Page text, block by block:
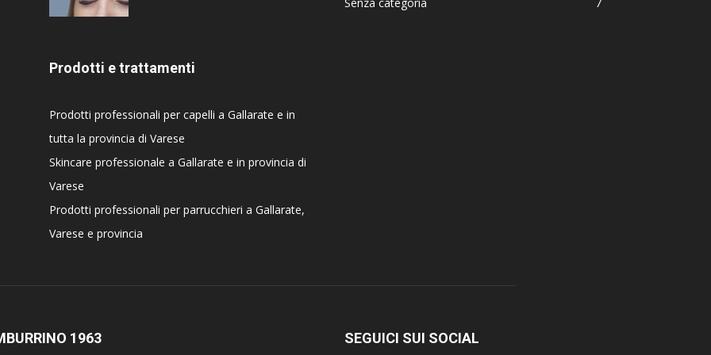
Prodotti e trattamenti
Prodotti professionali per capelli a Gallarate e in
tutta la provincia di Varese
Skincare professionale a Gallarate e in provincia di
Varese
Prodotti professionali per parrucchieri a Gallarate,
Varese e provincia
1963 SEGUICI SUI SOCIAL